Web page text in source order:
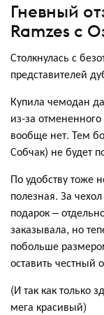
Гневный
Ramzes с
Столкнулась с
представителей
Купила чемодан
из-за
вообще нет. Тем
Собчак) не будет
По удобству тоже
полезная. За
подарок –
заказывала, но
побольше
оставить честный
(И так как только
мега красивый)